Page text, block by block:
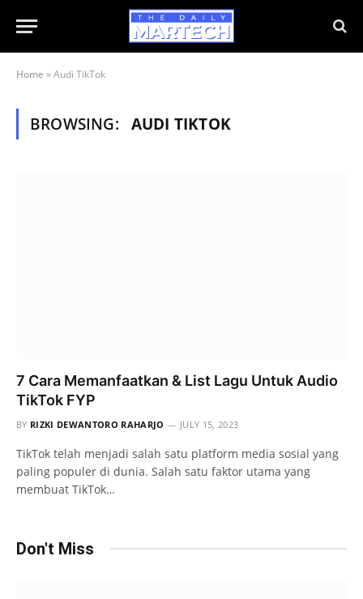
Home »Audi TikTok
BROWSING: AUDI TIKTOK
7 Cara Memanfaatkan & List Lagu Untuk Audio
TikTok FYP
BY RIZKI DEWANTORO RAHARJO JULY 15, 2023
TikTok telah menjadi salah satu platform media sosial yang
paling populer di dunia. Salah satu faktor utama yang
membuat TikTok…
Don't Miss